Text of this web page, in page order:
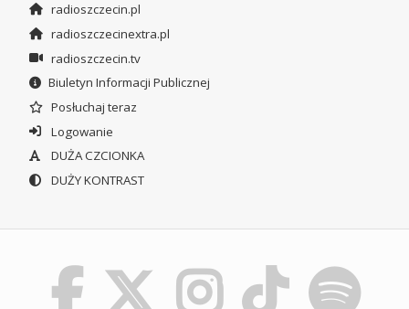
radioszczecin.pl
radioszczecinextra.pl
radioszczecin.tv
Biuletyn Informacji Publicznej
Posłuchaj teraz
Logowanie
DUŻA CZCIONKA
DUŻY KONTRAST